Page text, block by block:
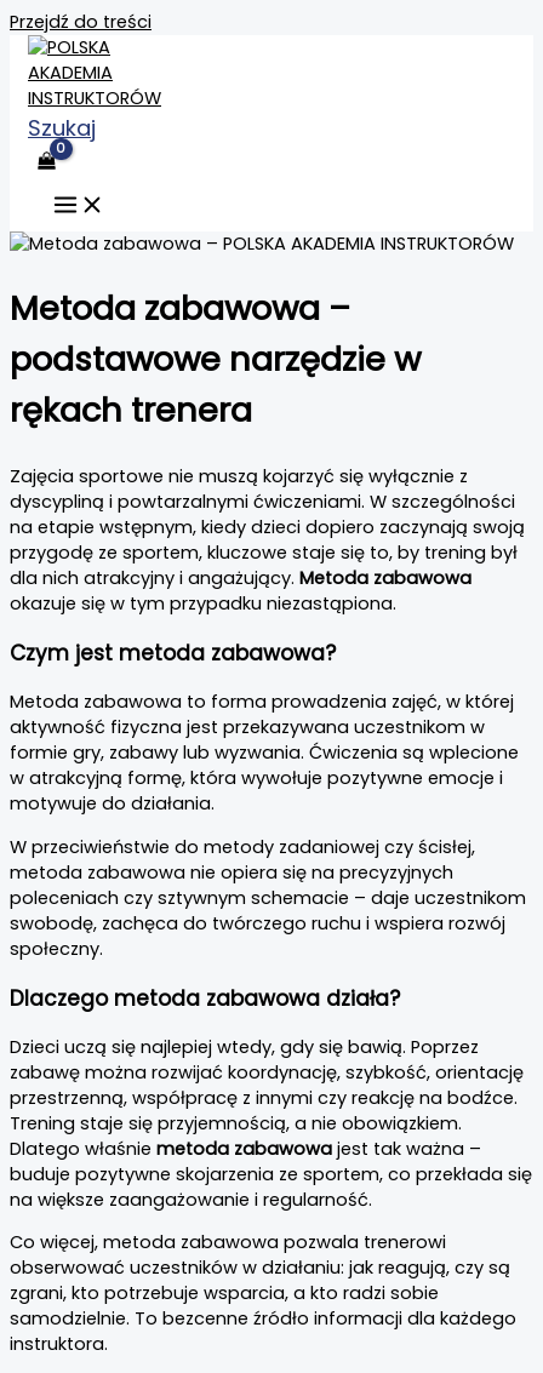
Przejdź do treści
Szukaj
Metoda zabawowa –
podstawowe narzędzie w
rękach trenera
Zajęcia sportowe nie muszą kojarzyć się wyłącznie z
dyscypliną i powtarzalnymi ćwiczeniami. W szczególności
na etapie wstępnym, kiedy dzieci dopiero zaczynają swoją
przygodę ze sportem, kluczowe staje się to, by trening był
dla nich atrakcyjny i angażujący. Metoda zabawowa
okazuje się w tym przypadku niezastąpiona.
Czym jest metoda zabawowa?
Metoda zabawowa to forma prowadzenia zajęć, w której
aktywność fizyczna jest przekazywana uczestnikom w
formie gry, zabawy lub wyzwania. Ćwiczenia są wplecione
w atrakcyjną formę, która wywołuje pozytywne emocje i
motywuje do działania.
W przeciwieństwie do metody zadaniowej czy ścisłej,
metoda zabawowa nie opiera się na precyzyjnych
poleceniach czy sztywnym schemacie – daje uczestnikom
swobodę, zachęca do twórczego ruchu i wspiera rozwój
społeczny.
Dlaczego metoda zabawowa działa?
Dzieci uczą się najlepiej wtedy, gdy się bawią. Poprzez
zabawę można rozwijać koordynację, szybkość, orientację
przestrzenną, współpracę z innymi czy reakcję na bodźce.
Trening staje się przyjemnością, a nie obowiązkiem.
Dlatego właśnie metoda zabawowa jest tak ważna –
buduje pozytywne skojarzenia ze sportem, co przekłada się
na większe zaangażowanie i regularność.
Co więcej, metoda zabawowa pozwala trenerowi
obserwować uczestników w działaniu: jak reagują, czy są
zgrani, kto potrzebuje wsparcia, a kto radzi sobie
samodzielnie. To bezcenne źródło informacji dla każdego
instruktora.